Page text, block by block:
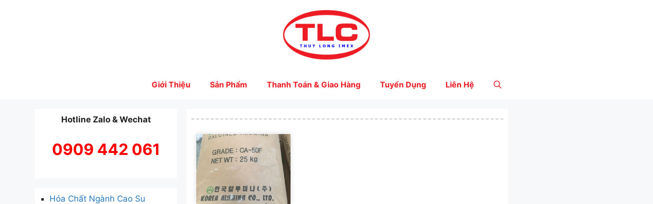
Giới Thiệu Sản Phẩm Thanh Toán & Giao Hàng Tuyển Dụng Liên Hệ
Hotline Zalo & Wechat
0909 442 061
Hóa Chất Ngành Cao Su